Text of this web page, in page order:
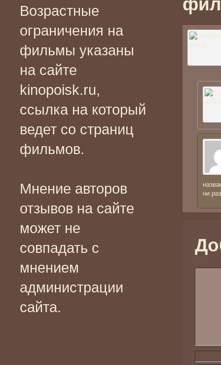
Возрастные
ограничения на
фильмы указаны
на сайте
kinopoisk.ru,
ссылка на который
ведет со страниц
фильмов.
Мнение авторов
отзывов на сайте
может не
совпадать с
мнением
администрации
сайта.
ни